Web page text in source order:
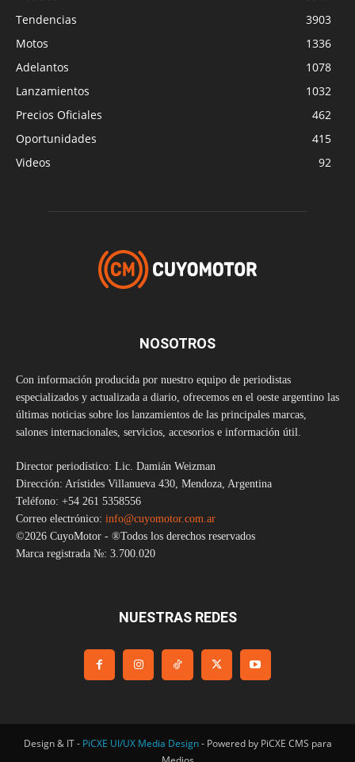
Tendencias
3903
Motos
1336
Adelantos
1078
Lanzamientos
1032
Precios Oficiales
462
Oportunidades
415
Videos
92
NOSOTROS
Con información producida por nuestro equipo de periodistas
especializados y actualizada a diario, ofrecemos en el oeste argentino las
últimas noticias sobre los lanzamientos de las principales marcas,
salones internacionales, servicios, accesorios e información útil.
Director periodístico: Lic. Damián Weizman
Dirección: Arístides Villanueva 430, Mendoza, Argentina
Teléfono: +54 261 5358556
Correo electrónico: info@cuyomotor.com.ar
©2026 CuyoMotor - ®Todos los derechos reservados
Marca registrada №: 3.700.020
NUESTRAS REDES
Design & IT - PiCXE UI/UX Media Design- Powered by PiCXE CMS para